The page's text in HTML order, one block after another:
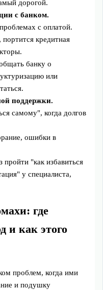
дорогой.
с банком.
с оплатой.
кредитная
банку о
или
поддержки.
самому", когда долгов
ошибки в
"как избавиться
у специалиста,
где
и как этого
проблем, когда ими
и подушку